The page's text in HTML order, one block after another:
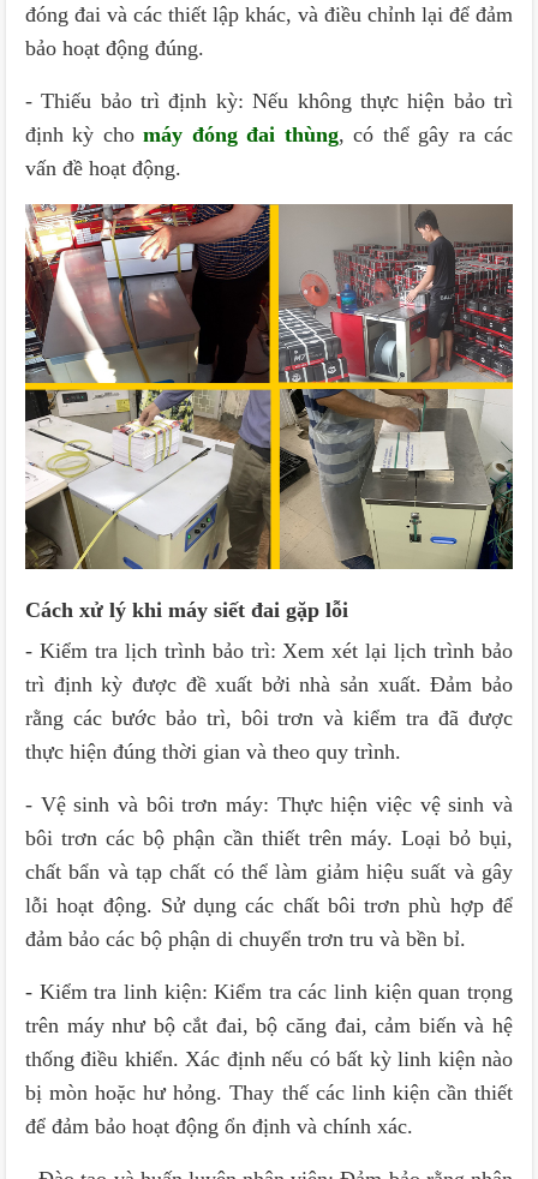
đóng đai và các thiết lập khác, và điều chỉnh lại để đảm
bảo hoạt động đúng.
- Thiếu bảo trì định kỳ: Nếu không thực hiện bảo trì
định kỳ chomáy đóng đai thùng, có thể gây ra các
vấn đề hoạt động.
Cách xử lý khi máy siết đai gặp lỗi
- Kiểm tra lịch trình bảo trì: Xem xét lại lịch trình bảo
trì định kỳ được đề xuất bởi nhà sản xuất. Đảm bảo
rằng các bước bảo trì, bôi trơn và kiểm tra đã được
thực hiện đúng thời gian và theo quy trình.
- Vệ sinh và bôi trơn máy: Thực hiện việc vệ sinh và
bôi trơn các bộ phận cần thiết trên máy. Loại bỏ bụi,
chất bẩn và tạp chất có thể làm giảm hiệu suất và gây
lỗi hoạt động. Sử dụng các chất bôi trơn phù hợp để
đảm bảo các bộ phận di chuyển trơn tru và bền bỉ.
- Kiểm tra linh kiện: Kiểm tra các linh kiện quan trọng
trên máy như bộ cắt đai, bộ căng đai, cảm biến và hệ
thống điều khiển. Xác định nếu có bất kỳ linh kiện nào
bị mòn hoặc hư hỏng. Thay thế các linh kiện cần thiết
để đảm bảo hoạt động ổn định và chính xác.